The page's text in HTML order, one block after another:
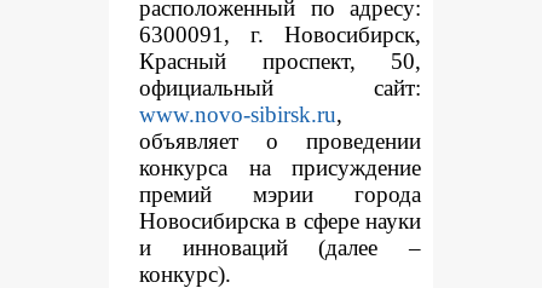
расположенный по адресу:
6300091, г. Новосибирск,
Красный проспект, 50,
официальный сайт:
www.novo-sibirsk.ru,
объявляет о проведении
конкурса на присуждение
премий мэрии города
Новосибирска в сфере науки
и инноваций (далее –
конкурс).